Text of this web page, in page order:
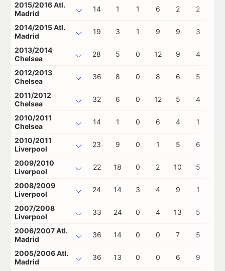
2015/2016 Atl.
Madrid
14 1 1 6 2 2
2014/2015 Atl.
Madrid
19 3 1 9 9 3
2013/2014
Chelsea
28 5 0 12 9 4
2012/2013
Chelsea
36 8 0 8 6 5
2011/2012
Chelsea
32 6 0 12 5 4
2010/2011
Chelsea
14 1 0 6 4 1
2010/2011
Liverpool
23 9 0 1 5 6
2009/2010
Liverpool
22 18 0 2 10 5
2008/2009
Liverpool
24 14 3 4 9 1
2007/2008
Liverpool
33 24 0 4 13 5
2006/2007 Atl.
Madrid
36 14 0 0 7 5
2005/2006 Atl.
Madrid
36 13 0 0 6 9